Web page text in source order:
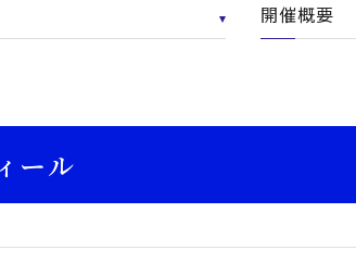
開催概要
ール